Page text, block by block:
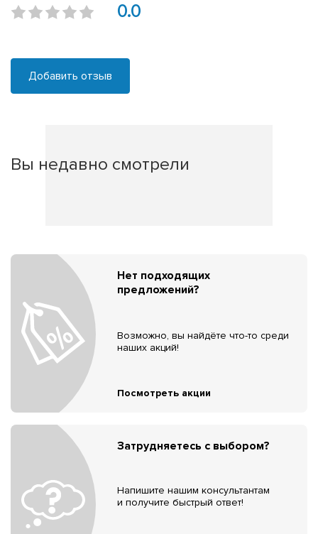
0.0
Добавить отзыв
Вы недавно смотрели
Нет подходящих
предложений?
Возможно, вы найдёте что-то среди
наших акций!
Посмотреть акции
Затрудняетесь с выбором?
Напишите нашим консультантам
и получите быстрый ответ!